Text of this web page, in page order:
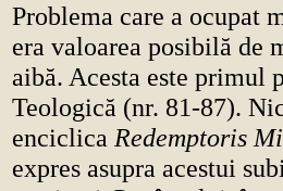
Problema care a
era valoarea posibilă de
aibă. Acesta este primul
Teologică (nr. 81-87).
enciclica Redemptoris
expres asupra acestui